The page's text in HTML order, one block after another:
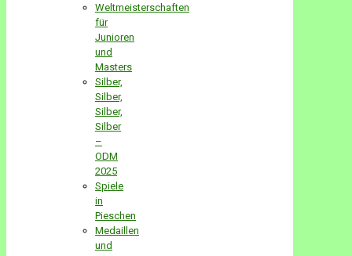
Weltmeisterschaften
für
Junioren
und
Masters
Silber,
Silber,
Silber,
Silber
–
ODM
2025
Spiele
in
Pieschen
Medaillen
und